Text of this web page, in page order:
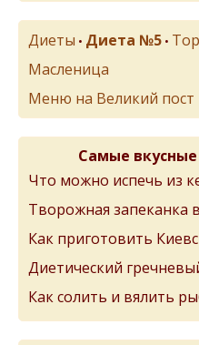
Диеты • Диета №5 •
Масленица
Меню на Великий пост
Самые
Что можно испечь из
Творожная запеканка
Как приготовить
Диетический
Как солить и вялить